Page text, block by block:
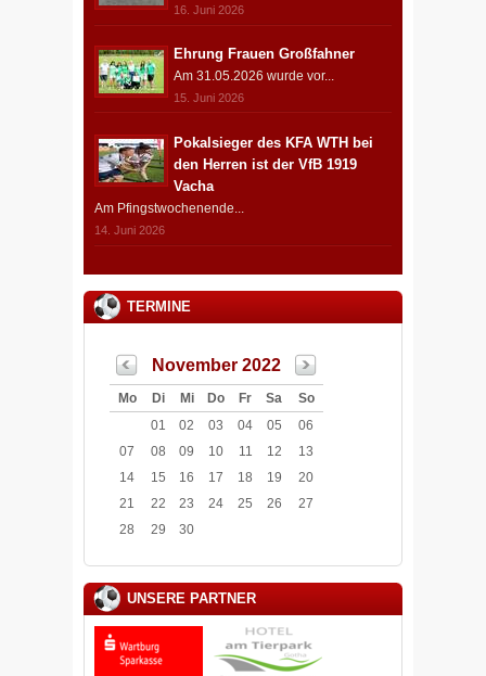
16. Juni 2026
Ehrung Frauen Großfahner
Am 31.05.2026 wurde vor...
15. Juni 2026
Pokalsieger des KFA WTH bei
den Herren ist der VfB 1919
Vacha
Am Pfingstwochenende...
14. Juni 2026
TERMINE
November 2022
Mo Di Mi Do Fr Sa
So
01
02 03 04 05
06
07
08 09 10 11 12
13
14
15 16 17 18 19
20
21
22 23 24 25 26
27
28
29 30
UNSERE PARTNER